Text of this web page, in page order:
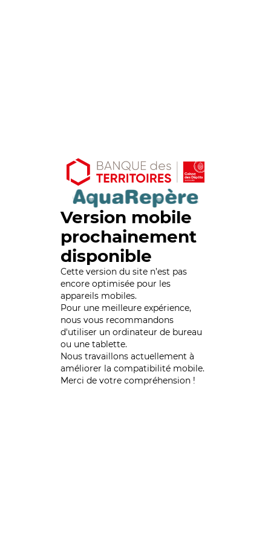
Version mobile
prochainement
disponible
Cette version du site n’est pas
encore optimisée pour les
appareils mobiles.
Pour une meilleure expérience,
nous vous recommandons
d'utiliser un ordinateur de bureau
ou une tablette.
Nous travaillons actuellement à
améliorer la compatibilité mobile.
Merci de votre compréhension !